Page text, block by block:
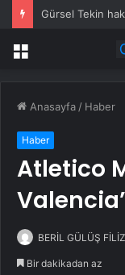
Gürsel Tekin
Menü
Anasayfa / Haber
Haber
Atletico
BERİL GÜLÜŞ FİLİZ
Bir dakikadan az